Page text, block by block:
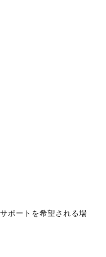
ポートを希望される場